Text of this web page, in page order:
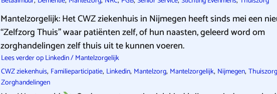
Mantelzorgelijk: Het CWZ ziekenhuis in Nijmegen heeft sinds mei een
“Zelfzorg Thuis” waar patiënten zelf, of hun naasten, geleerd word om
zorghandelingen zelf thuis uit te kunnen voeren.
Lees verder op Linkedin / Mantelzorgelijk
CWZ ziekenhuis, Familieparticipatie, Linkedin, Mantelzorg, Mantelzorgelijk, Nijmegen, Thuiszorg
Zorghandelingen